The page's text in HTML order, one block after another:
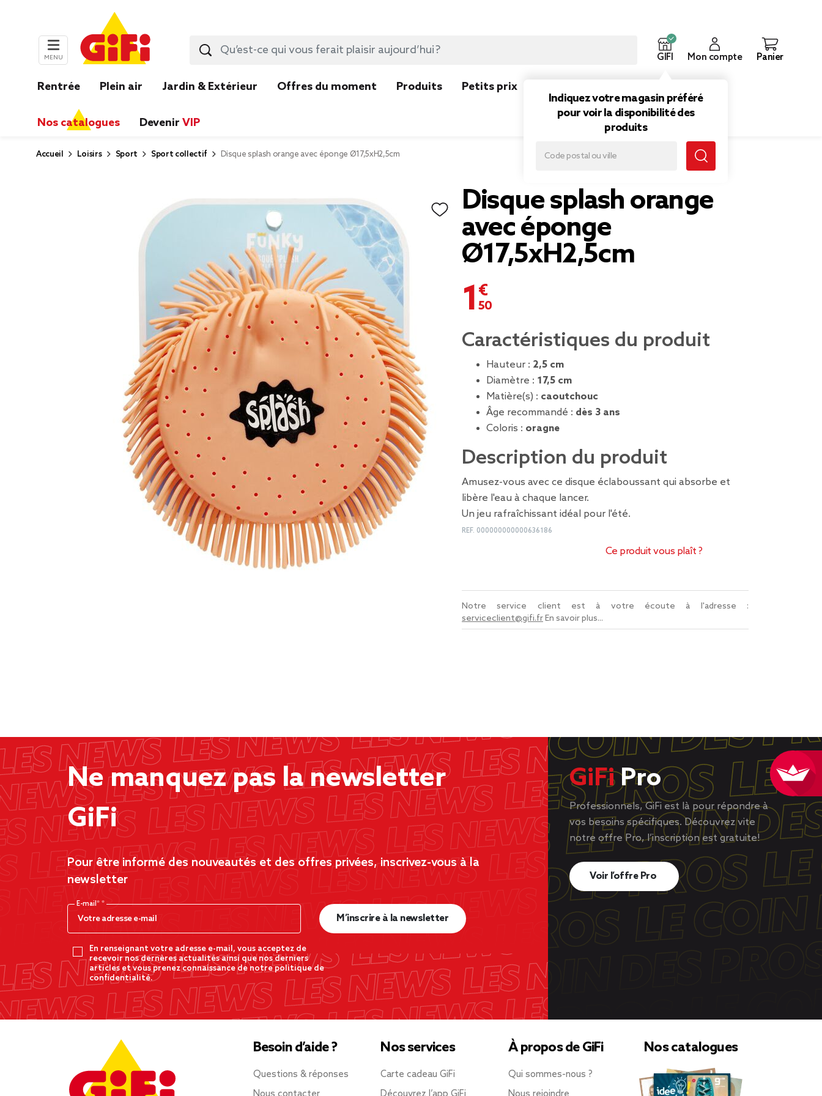
MENU GIFI
Indiquez votre magasin préféré
pour voir la disponibilité des
produits
Mon compte Panier
Rentrée Plein air Jardin & Extérieur Offres du moment Produits Petits prix
Nos catalogues Devenir VIP
Accueil Loisirs Sport Sport collectif Disque splash orange avec éponge Ø17,5xH2,5cm
Disque splash orange
avec éponge
Ø17,5xH2,5cm
1,50 €
Caractéristiques du produit
Hauteur : 2,5 cm
Diamètre : 17,5 cm
Matière(s) : caoutchouc
Âge recommandé : dès 3 ans
Coloris : oragne
Description du produit
Amusez-vous avec ce disque éclaboussant qui absorbe et
libère l'eau à chaque lancer.
Un jeu rafraîchissant idéal pour l'été.
REF. 000000000000636186
Ce produit vous plaît ?
Notre service client est à votre écoute à l'adresse :
serviceclient@gifi.frEn savoir plus...
Ne manquez pas la newsletter
GiFi
Pour être informé des nouveautés et des offres privées, inscrivez-vous à la
newsletter
E-mail*
En renseignant votre adresse e-mail, vous acceptez de
recevoir nos dernères actualités ainsi que nos derniers
articles et vous prenez connaissance de notre politique de
confidentialité.
M’inscrire à la newsletter
GiFiPro
Professionnels, GiFi est là pour répondre à
vos besoins spécifiques. Découvrez vite
notre offre Pro, l’inscription est gratuite!
Voir l’offre Pro
Besoin d’aide ?
Questions & réponses
Nos services
Carte cadeau GiFi
À propos de GiFi
Qui sommes-nous ?
Nos catalogues